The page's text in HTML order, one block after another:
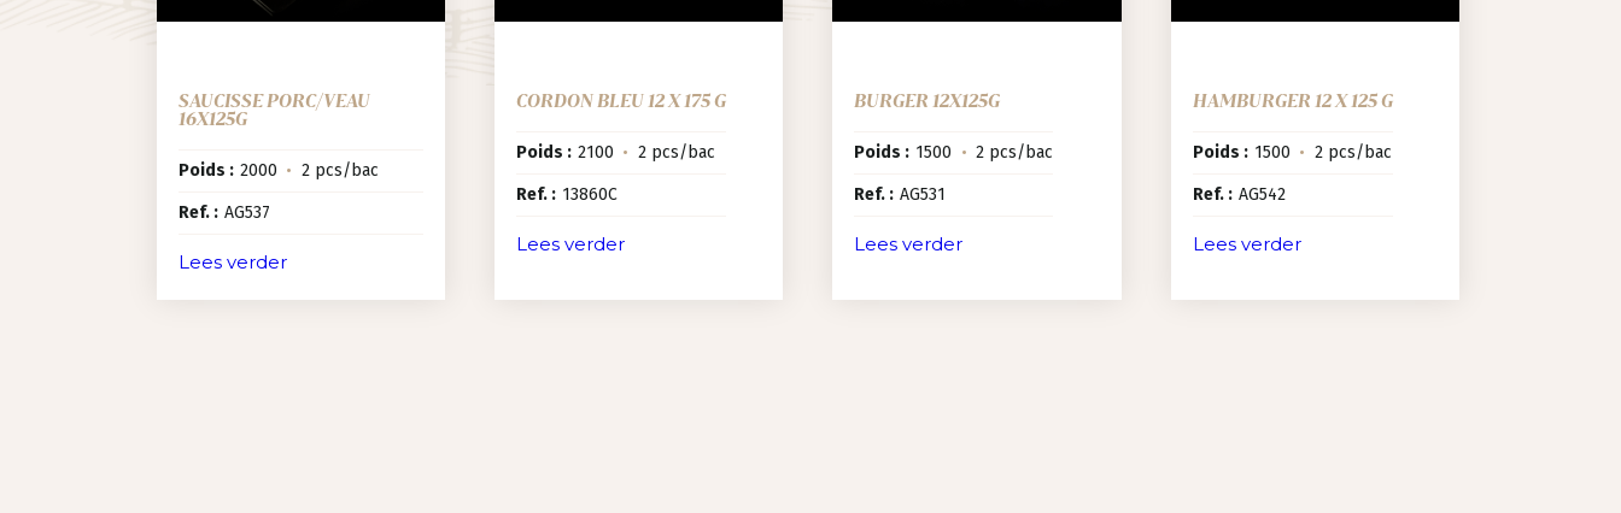
SAUCISSE PORC/VEAU
16X125G
Poids : 2000 • 2 pcs/bac
Ref. : AG537
Lees verder
CORDON BLEU 12 X 175 G
Poids : 2100 • 2 pcs/bac
Ref. : 13860C
Lees verder
BURGER 12X125G
Poids : 1500 • 2 pcs/bac
Ref. : AG531
Lees verder
HAMBURGER 12 X 125 G
Poids : 1500 • 2 pcs/bac
Ref. : AG542
Lees verder